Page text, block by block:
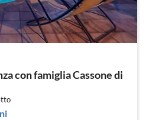
con famiglia Cassone di